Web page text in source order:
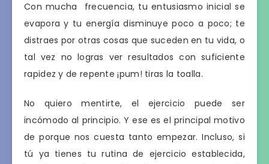
Con mucha frecuencia, tu entusiasmo inicial se
evapora y tu energía disminuye poco a poco; te
distraes por otras cosas que suceden en tu vida, o
tal vez no logras ver resultados con suficiente
rapidez y de repente ¡pum! tiras la toalla.
No quiero mentirte, el ejercicio puede ser
incómodo al principio. Y ese es el principal motivo
de porque nos cuesta tanto empezar. Incluso, si
tú ya tienes tu rutina de ejercicio establecida,